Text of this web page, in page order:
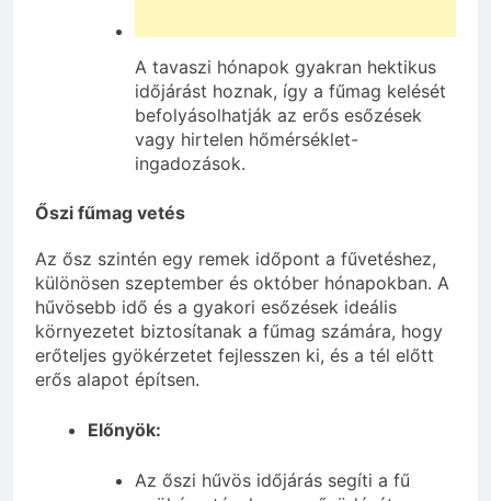
A tavaszi hónapok gyakran hektikus
időjárást hoznak, így a fűmag kelését
befolyásolhatják az erős esőzések
vagy hirtelen hőmérséklet-
ingadozások.
Őszi fűmag vetés
Az ősz szintén egy remek időpont a fűvetéshez,
különösen szeptember és október hónapokban. A
hűvösebb idő és a gyakori esőzések ideális
környezetet biztosítanak a fűmag számára, hogy
erőteljes gyökérzetet fejlesszen ki, és a tél előtt
erős alapot építsen.
Előnyök:
Az őszi hűvös időjárás segíti a fű